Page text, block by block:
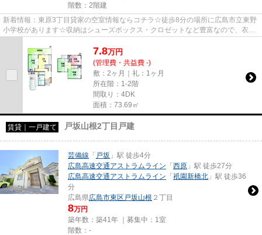
階数：2階建
新着情報：東原3丁目貸家の空室情報ならコチラ☆徒歩8分の場所に広島市立東野
小学校があります☆収納はシューズボックス・クロゼットなど豊富なので、衣類
7.8万円
(管理費・共益費 -)
敷：2ヶ月｜礼：1ヶ月
所在階：1-2階
間取り：4DK
面積：73.69㎡
賃貸｜一戸建て 戸坂山根2丁目戸建
芸備線 「 戸坂 」駅 徒歩4分
広島高速交通アストラムライン 「 西原 」駅 徒歩27分
広島高速交通アストラムライン 「 祇園新橋北 」駅 徒歩36
分
広島県広島市東区 戸坂山根 ２丁目
8万円
築年数：築41年 ｜募集中： 1室
階数：-